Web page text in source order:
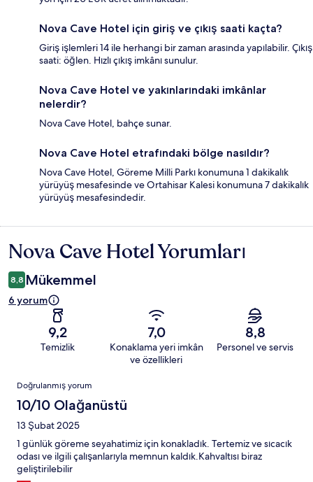
Nova Cave Hotel için giriş ve çıkış saati kaçta?
Giriş işlemleri 14 ile herhangi bir zaman arasında yapılabilir. Çıkış
saati: öğlen. Hızlı çıkış imkânı sunulur.
Nova Cave Hotel ve yakınlarındaki imkânlar
nelerdir?
Nova Cave Hotel, bahçe sunar.
Nova Cave Hotel etrafındaki bölge nasıldır?
Nova Cave Hotel, Göreme Milli Parkı konumuna 1 dakikalık
yürüyüş mesafesinde ve Ortahisar Kalesi konumuna 7 dakikalık
yürüyüş mesafesindedir.
Yorumlar
Nova Cave Hotel Yorumları
8,8 Mükemmel
6 yorum
9,2
Temizlik
7,0
Konaklama yeri imkân
ve özellikleri
8,8
Personel ve servis
Yorumlar
Doğrulanmış yorum
10/10 Olağanüstü
13 Şubat 2025
1 günlük göreme seyahatimiz için konakladık. Tertemiz ve sıcacık
odası ve ilgili çalışanlarıyla memnun kaldık.Kahvaltısı biraz
geliştirilebilir